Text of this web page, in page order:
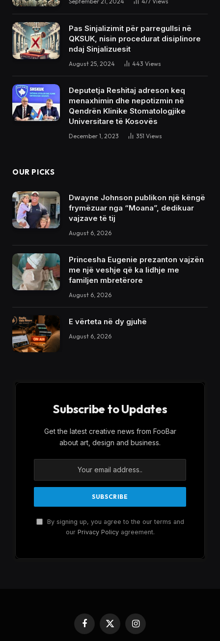
Pas Sinjalizimit për parregullsi në
QKSUK, nisin procedurat disiplinore
ndaj Sinjalizuesit
August 25, 2024 443 Views
Deputetja Reshitaj adreson keq
menaxhimin dhe nepotizmin në
Qendrën Klinike Stomatologjike
Universitare të Kosovës
December 1, 2023 351 Views
OUR PICKS
Dwayne Johnson publikon një këngë
frymëzuar nga “Moana”, dedikuar
vajzave të tij
August 6, 2026
Princesha Eugenie prezanton vajzën
me një veshje që ka lidhje me
familjen mbretërore
August 6, 2026
E vërteta në dy gjuhë
August 6, 2026
Subscribe to Updates
Get the latest creative news from FooBar
about art, design and business.
By signing up, you agree to the our terms and
our Privacy Policyagreement.
Facebook
X
(Twitter)
Instagram